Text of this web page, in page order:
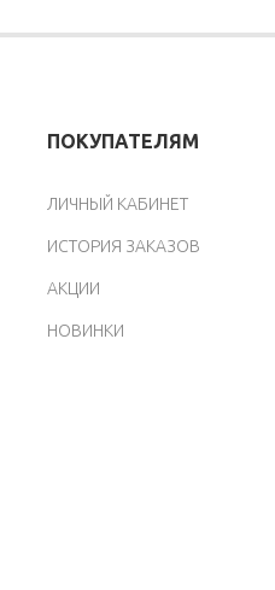
ПОКУПАТЕЛЯМ
ЛИЧНЫЙ КАБИНЕТ
ИСТОРИЯ ЗАКАЗОВ
АКЦИИ
НОВИНКИ